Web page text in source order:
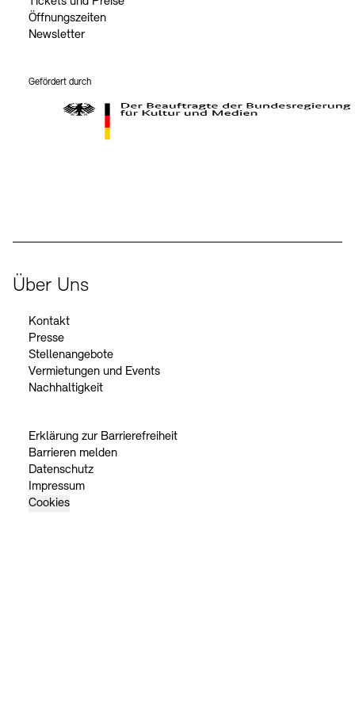
Öffnungszeiten
Newsletter
Gefördert durch
Über Uns
Kontakt
Presse
Stellenangebote
Vermietungen und Events
Nachhaltigkeit
Erklärung zur Barrierefreiheit
Barrieren melden
Datenschutz
Impressum
Cookies